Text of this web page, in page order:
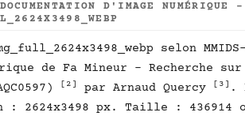
D'IMAGE NUMÉRIQUE -
selon
de Fa Mineur - Recherche
[2] par Arnaud Quercy [3] .
: 2624x3498 px. Taille : 436914